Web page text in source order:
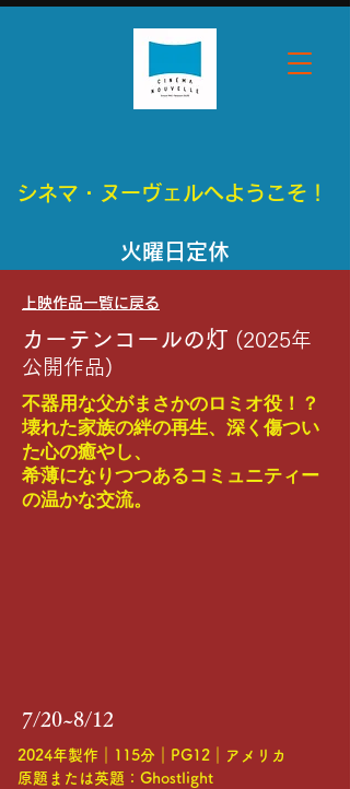
シネマ・ヌーヴェルへようこそ！
​火曜日定休
​上映作品一覧に戻る
カーテンコールの灯 (2025年
公開作品)
不器用な父がまさかのロミオ役！？
壊れた家族の絆の再生、深く傷つい
た心の癒やし、
希薄になりつつあるコミュニティー
の温かな交流。
7/20~8/12
2024年製作｜115分｜PG12｜アメリカ
原題または英題：Ghostlight